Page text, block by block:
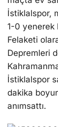
İstiklalspor,
1-0 yenerek
Felaketi
Depremleri
İstiklalspor
dakika
anımsattı.